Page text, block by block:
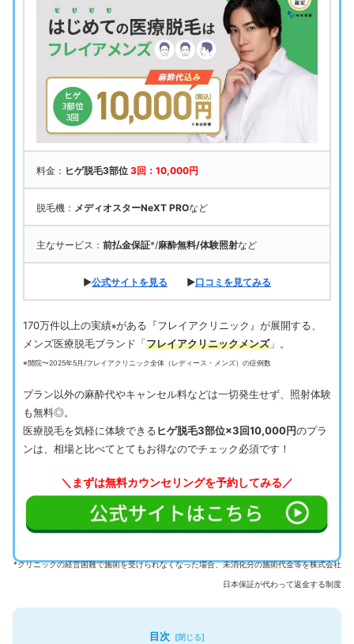
料金： ヒゲ脱毛3部位 3回：10,000円
脱毛機： メディオスターNeXT PROなど
主なサービス： 前払金保証*/麻酔無料/体験照射など
▶公式サイトを見る ▶口コミを見てみる
170万件以上の実績※がある『フレイアクリニック』が展開する、
メンズ医療脱毛ブランド「フレイアクリニックメンズ」。
※開院〜2025年5月/フレイアクリニック全体（レディース・メンズ）の症例数
プラン以外の麻酔代やキャンセル料などは一切発生せず、照射体験
も無料◎。
医療脱毛を気軽に体験できるヒゲ脱毛3部位×3回10,000円のプラ
ンは、相場と比べてとてもお得なのでチェック必須です！
＼まずは無料カウンセリングを予約してみる／
*クリニックの経営困難で施術を受けられなくなった場合、未消化分の施術代金等を株式会社
日本保証が代わって返金する制度
目次